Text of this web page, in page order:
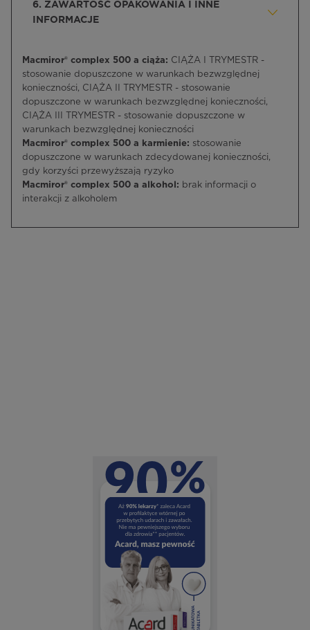
6. ZAWARTOŚĆ OPAKOWANIA I INNE
INFORMACJE
Macmiror® complex 500 a ciąża: CIĄŻA I TRYMESTR -
stosowanie dopuszczone w warunkach bezwzględnej
konieczności, CIĄŻA II TRYMESTR - stosowanie
dopuszczone w warunkach bezwzględnej konieczności,
CIĄŻA III TRYMESTR - stosowanie dopuszczone w
warunkach bezwzględnej konieczności
Macmiror® complex 500 a karmienie: stosowanie
dopuszczone w warunkach zdecydowanej konieczności,
gdy korzyści przewyższają ryzyko
Macmiror® complex 500 a alkohol: brak informacji o
interakcji z alkoholem